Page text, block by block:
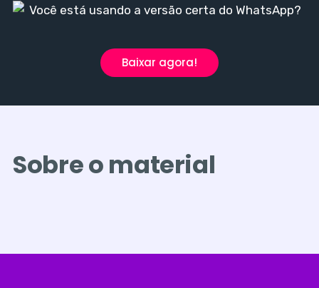
Baixar agora!
Sobre o material